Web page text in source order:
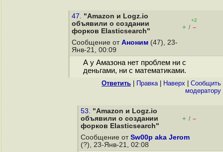
47. "Amazon и Logz.io
объявили о создании
форков Elasticsearch"
+2
+ / –
Сообщение от Аноним (47), 23-
Янв-21, 00:09
А у Амазона нет проблем ни с
деньгами, ни с математиками.
Ответить Правка| Наверх
Cообщить
модератору
53. "Amazon и Logz.io
объявили о создании
форков Elasticsearch"
+ / –
Сообщение от Sw00p aka Jerom
(?), 23-Янв-21, 02:08